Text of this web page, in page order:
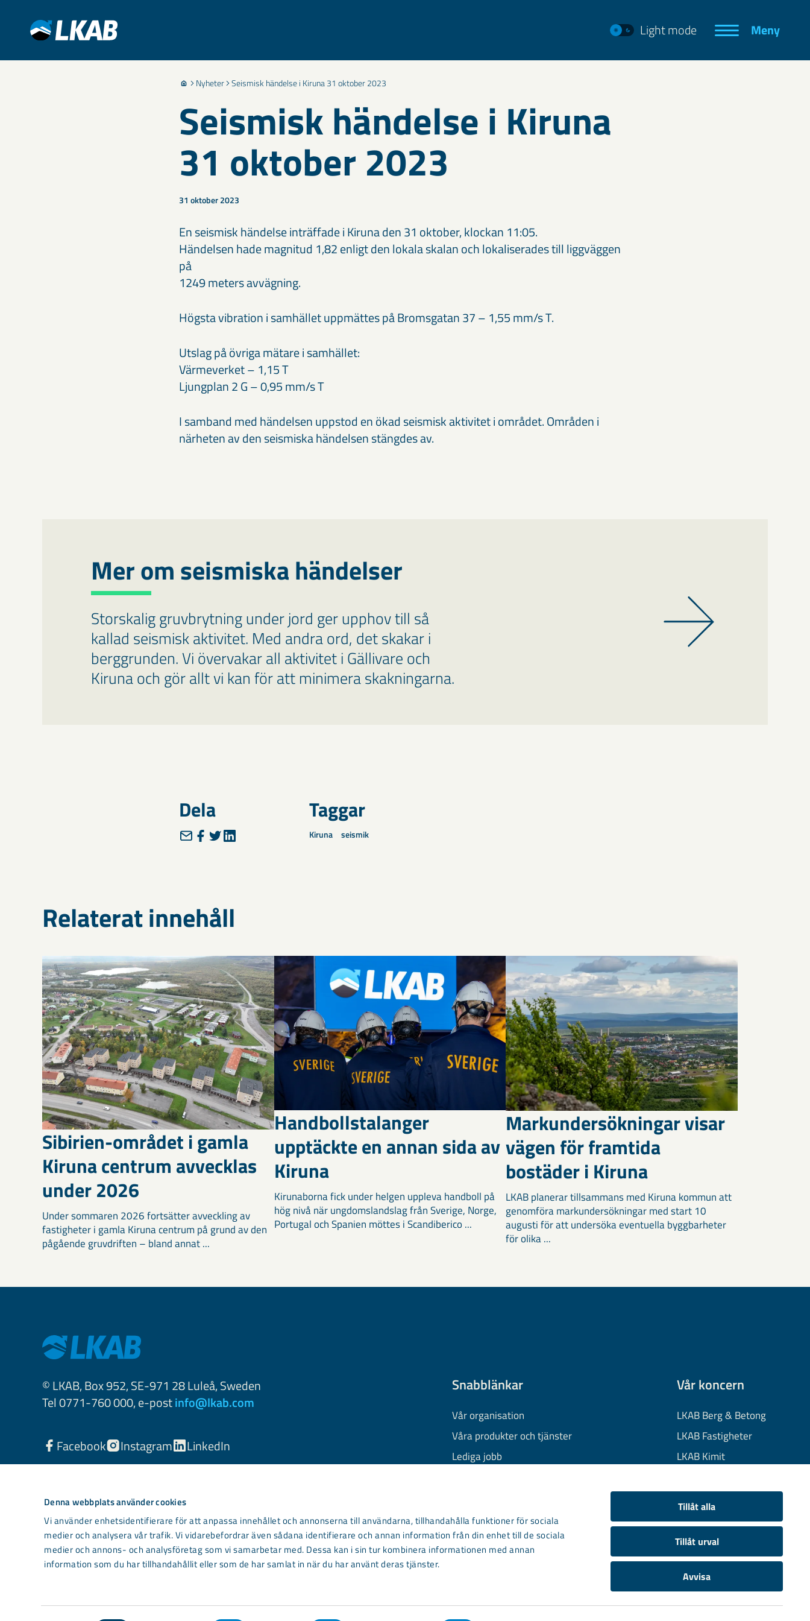
Denna webbplats använder cookies
Vi använder enhetsidentifierare för att anpassa innehållet och annonserna till användarna, tillhandahålla funktioner för sociala
medier och analysera vår trafik. Vi vidarebefordrar även sådana identifierare och annan information från din enhet till de sociala
medier och annons- och analysföretag som vi samarbetar med. Dessa kan i sin tur kombinera informationen med annan
information som du har tillhandahållit eller som de har samlat in när du har använt deras tjänster.
Tillåt alla
Tillåt urval
Avvisa
Light mode Meny
Nyheter Seismisk händelse i Kiruna 31 oktober 2023
Seismisk händelse i Kiruna
31 oktober 2023
31 oktober 2023
En seismisk händelse inträffade i Kiruna den 31 oktober, klockan 11:05.
Händelsen hade magnitud 1,82 enligt den lokala skalan och lokaliserades till liggväggen
på
1249 meters avvägning.
Högsta vibration i samhället uppmättes på Bromsgatan 37 – 1,55 mm/s T.
Utslag på övriga mätare i samhället:
Värmeverket – 1,15 T
Ljungplan 2 G – 0,95 mm/s T
I samband med händelsen uppstod en ökad seismisk aktivitet i området. Områden i
närheten av den seismiska händelsen stängdes av.
Mer om seismiska händelser
Storskalig gruvbrytning under jord ger upphov till så
kallad seismisk aktivitet. Med andra ord, det skakar i
berggrunden. Vi övervakar all aktivitet i Gällivare och
Kiruna och gör allt vi kan för att minimera skakningarna.
Dela Taggar
Kiruna seismik
Relaterat innehåll
Sibirien-området i gamla
Kiruna centrum avvecklas
under 2026
Under sommaren 2026 fortsätter avveckling av
fastigheter i gamla Kiruna centrum på grund av den
pågående gruvdriften – bland annat ...
Handbollstalanger
upptäckte en annan sida av
Kiruna
Kirunaborna fick under helgen uppleva handboll på
hög nivå när ungdomslandslag från Sverige, Norge,
Portugal och Spanien möttes i Scandiberico ...
Markundersökningar visar
vägen för framtida
bostäder i Kiruna
LKAB planerar tillsammans med Kiruna kommun att
genomföra markundersökningar med start 10
augusti för att undersöka eventuella byggbarheter
för olika ...
© LKAB, Box 952, SE-971 28 Luleå, Sweden
Tel 0771-760 000, e-postinfo@lkab.com
Facebook Instagram LinkedIn
Snabblänkar
Vår organisation
Våra produkter och tjänster
Lediga jobb
Information om cookies
Kontakta oss
Vår koncern
LKAB Berg & Betong
LKAB Fastigheter
LKAB Kimit
LKAB Wassara
Samhällsutveckling
Light mode